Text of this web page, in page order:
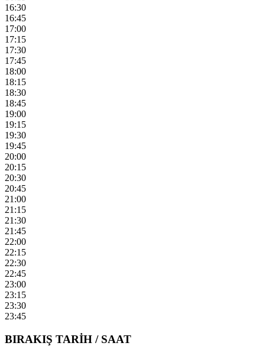
16:30
16:45
17:00
17:15
17:30
17:45
18:00
18:15
18:30
18:45
19:00
19:15
19:30
19:45
20:00
20:15
20:30
20:45
21:00
21:15
21:30
21:45
22:00
22:15
22:30
22:45
23:00
23:15
23:30
23:45
BIRAKIŞ TARİH / SAAT